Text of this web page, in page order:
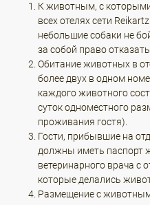
К животным, с
всех отелях сети
небольшие собаки не
за собой право
Обитание животных в
более двух в одном
каждого животного
суток одноместного
проживания гостя).
Гости, прибывшие на
должны иметь паспорт
ветеринарного врача с
которые делались
Размещение с